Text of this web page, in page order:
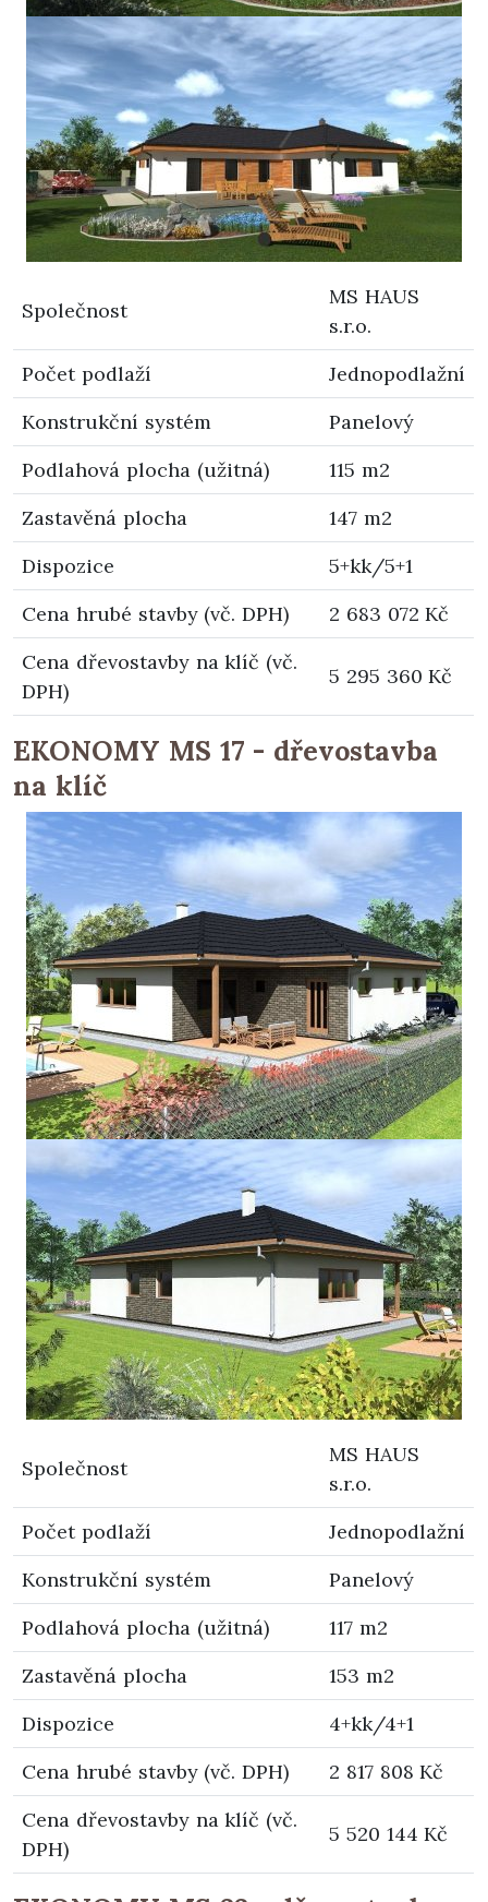
Společnost
MS HAUS
s.r.o.
Počet podlaží
Jednopodlažní
Konstrukční systém
Panelový
Podlahová plocha (užitná)
115 m2
Zastavěná plocha
147 m2
Dispozice
5+kk/5+1
Cena hrubé stavby (vč. DPH)
2 683 072 Kč
Cena dřevostavby na klíč (vč.
DPH)
5 295 360 Kč
EKONOMY MS 17 - dřevostavba
na klíč
Společnost
MS HAUS
s.r.o.
Počet podlaží
Jednopodlažní
Konstrukční systém
Panelový
Podlahová plocha (užitná)
117 m2
Zastavěná plocha
153 m2
Dispozice
4+kk/4+1
Cena hrubé stavby (vč. DPH)
2 817 808 Kč
Cena dřevostavby na klíč (vč.
DPH)
5 520 144 Kč